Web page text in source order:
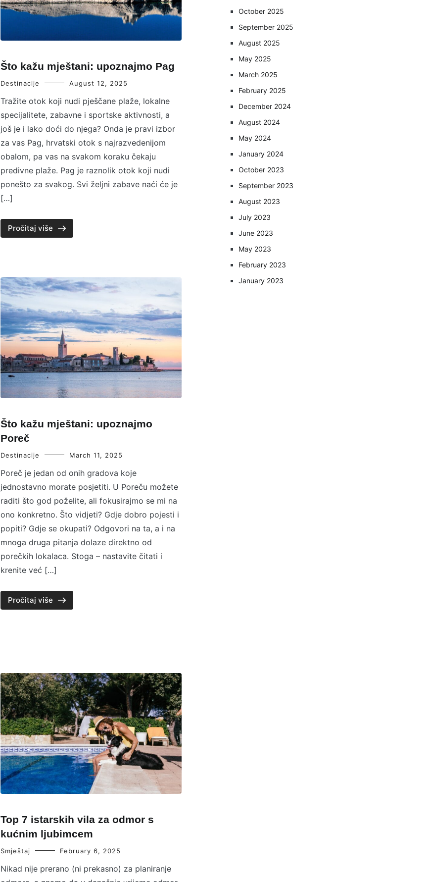
Što kažu mještani: upoznajmo Pag
Destinacije August 12, 2025
Tražite otok koji nudi pješčane plaže, lokalne
specijalitete, zabavne i sportske aktivnosti, a
još je i lako doći do njega? Onda je pravi izbor
za vas Pag, hrvatski otok s najrazvedenijom
obalom, pa vas na svakom koraku čekaju
predivne plaže. Pag je raznolik otok koji nudi
ponešto za svakog. Svi željni zabave naći će je
[…]
Pročitaj više
Što kažu mještani: upoznajmo
Poreč
Destinacije March 11, 2025
Poreč je jedan od onih gradova koje
jednostavno morate posjetiti. U Poreču možete
raditi što god poželite, ali fokusirajmo se mi na
ono konkretno. Što vidjeti? Gdje dobro pojesti i
popiti? Gdje se okupati? Odgovori na ta, a i na
mnoga druga pitanja dolaze direktno od
porečkih lokalaca. Stoga – nastavite čitati i
krenite već […]
Pročitaj više
Top 7 istarskih vila za odmor s
kućnim ljubimcem
Smještaj February 6, 2025
Nikad nije prerano (ni prekasno) za planiranje
October 2025
September 2025
August 2025
May 2025
March 2025
February 2025
December 2024
August 2024
May 2024
January 2024
October 2023
September 2023
August 2023
July 2023
June 2023
May 2023
February 2023
January 2023